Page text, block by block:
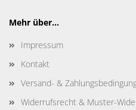
Mehr über...
Impressum
Kontakt
Versand- &
Widerrufsrecht & Muster-